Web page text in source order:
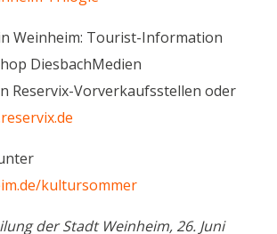
Weinheim: Tourist-Information
DiesbachMedien
Reservix-Vorverkaufsstellen oder
kultursommer
der Stadt Weinheim, 26. Juni